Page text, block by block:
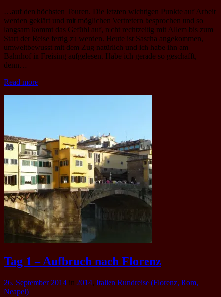
…auf den höchsten Touren. Die letzten wichtigen Punkte auf Arbeit
werden geklärt und mit möglichen Vertretern besprochen und so
langsam kommt das Gefühl auf, nicht rechtzeitig mit Allem bis zum
Start der Reise fertig zu werden. Heute ist Sascha angekommen,
umweltbewusst mit dem Zug natürlich und ich habe ihn am
Bahnhof in Freising aufgelesen. Habe ich gerade so geschafft,
denn…
Read more
Tag 1 – Aufbruch nach Florenz
26. September 2014 in 2014, Italien Rundreise (Florenz, Rom,
Neapel)